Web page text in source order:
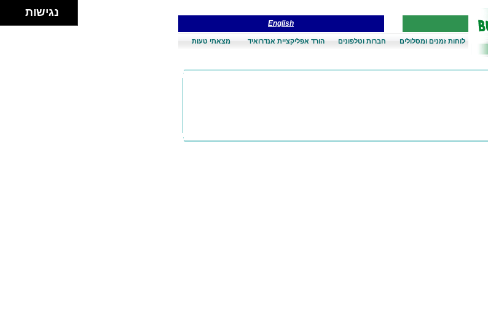
English
לוחות זמנים ומסלולים חברות וטלפונים הורד אפליקציית אנדרואיד מצאתי טעות
נגישות